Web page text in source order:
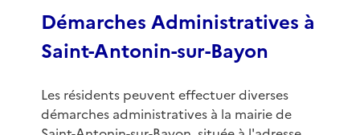
Démarches Administratives à
Saint-Antonin-sur-Bayon
Les résidents peuvent effectuer diverses
démarches administratives à la mairie de